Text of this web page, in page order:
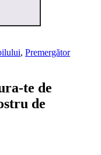
, Premergător
te de
de